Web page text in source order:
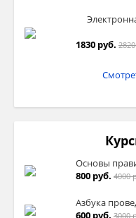
1830 руб.
Основы
800 руб. 4000
Азбука
600 руб. 3000